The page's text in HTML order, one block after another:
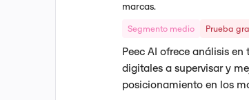
marcas.
Segmento medio Prueba
Peec AI ofrece análisis
digitales a supervisar y
posicionamiento en los